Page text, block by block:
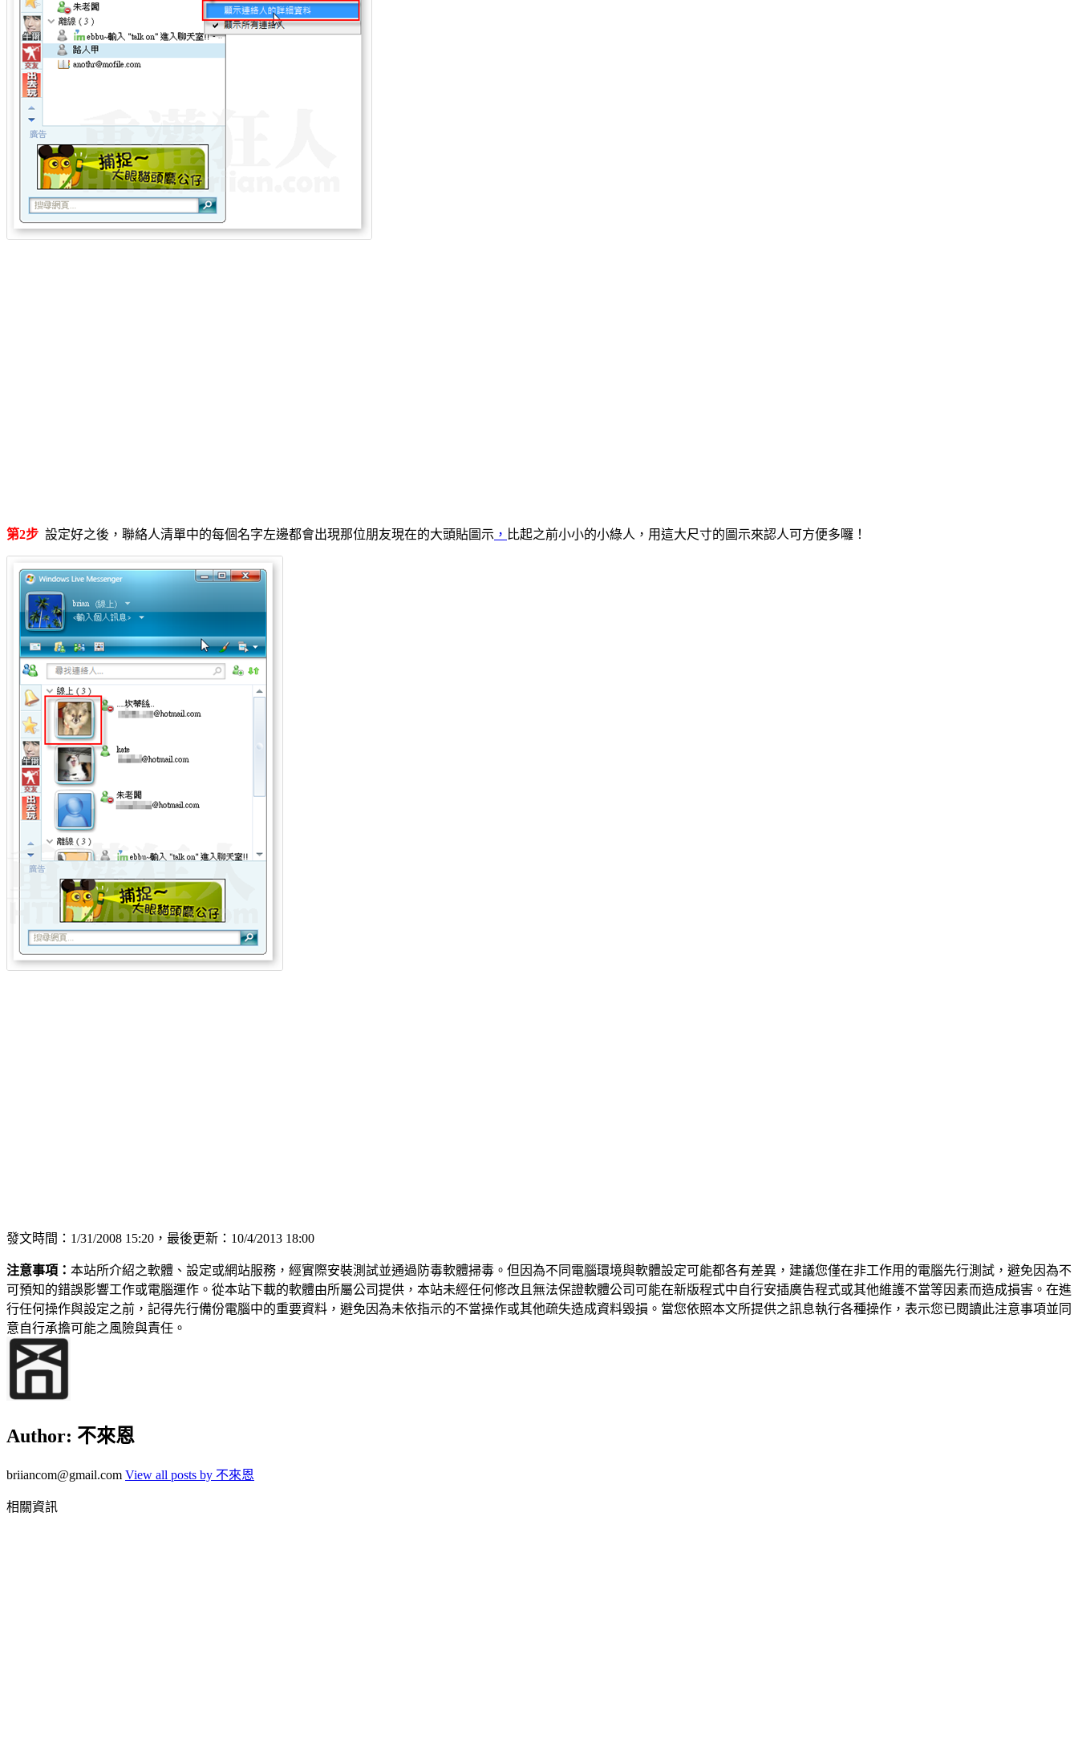
第2步 設定好之後，聯絡人清單中的每個名字左邊都會出現那位朋友現在的大頭貼圖示 ， 比起之前小小的小綠人，用這大尺寸的圖示來認人可方便多囉！
發文時間：1/31/2008 15:20，最後更新：10/4/2013 18:00
注意事項： 本站所介紹之軟體、設定或網站服務，經實際安裝測試並通過防毒軟體掃毒。但因為不同電腦環境與軟體設定可能都各有差異，建議您僅在非工作用的電腦先行測試，避免因為不
可預知的錯誤影響工作或電腦運作。從本站下載的軟體由所屬公司提供，本站未經任何修改且無法保證軟體公司可能在新版程式中自行安插廣告程式或其他維護不當等因素而造成損害。在進
行任何操作與設定之前，記得先行備份電腦中的重要資料，避免因為未依指示的不當操作或其他疏失造成資料毀損。當您依照本文所提供之訊息執行各種操作，表示您已閱讀此注意事項並同
意自行承擔可能之風險與責任。
Author: 不來恩
briiancom@gmail.com View all posts by 不來恩
相關資訊